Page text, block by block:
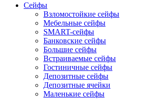
Сейфы
Взломостойкие сейфы
Мебельные сейфы
SMART-сейфы
Банковские сейфы
Большие сейфы
Встраиваемые сейфы
Гостиничные сейфы
Депозитные сейфы
Депозитные ячейки
Маленькие сейфы